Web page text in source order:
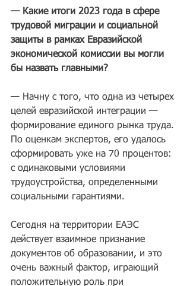
— Какие итоги 2023 года в сфере
трудовой миграции и социальной
защиты в рамках Евразийской
экономической комиссии вы могли
бы назвать главными?
— Начну с того, что одна из четырех
целей евразийской интеграции —
формирование единого рынка труда.
По оценкам экспертов, его удалось
сформировать уже на 70 процентов:
с одинаковыми условиями
трудоустройства, определенными
социальными гарантиями.
Сегодня на территории ЕАЭС
действует взаимное признание
документов об образовании, и это
очень важный фактор, играющий
положительную роль при